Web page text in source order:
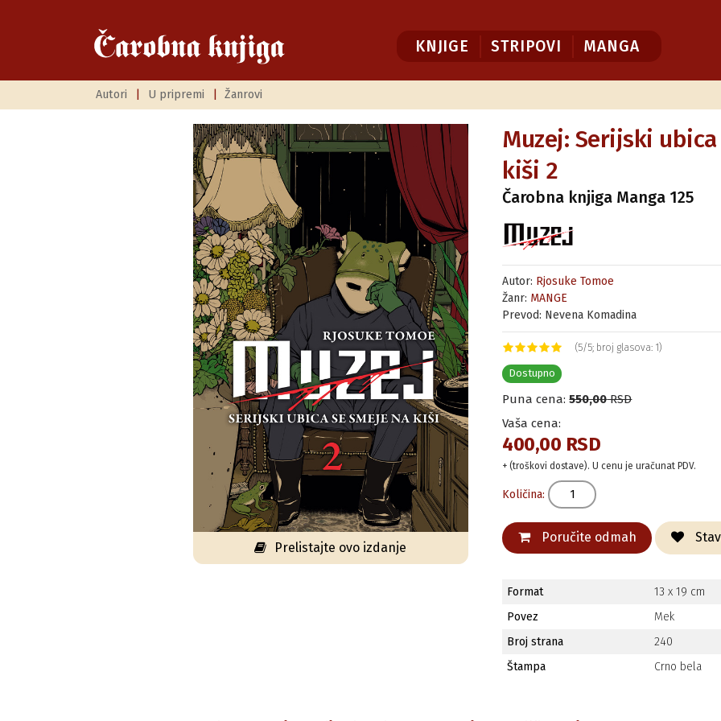
KNJIGE STRIPOVI MANGA
Autori U pripremi Žanrovi
Prelistajte ovo izdanje
Muzej: Serijski
kiši 2
Čarobna knjiga Manga 125
Autor: Rjosuke Tomoe
Žanr: MANGE
Prevod: Nevena Komadina
(5/5; broj glasova: 1)
Dostupno
Puna cena:550,00RSD
Vaša cena:
400,00 RSD
+ (troškovi dostave). U cenu je uračunat PDV.
Količina:
Poručite odmah
Format
13 x 19 cm
Povez
Mek
Broj strana
240
Štampa
Crno bela